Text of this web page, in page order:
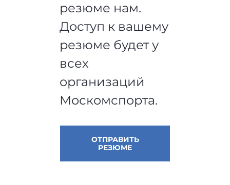
резюме нам.
Доступ к вашему
резюме будет у
всех
организаций
Москомспорта.
ОТПРАВИТЬ
РЕЗЮМЕ